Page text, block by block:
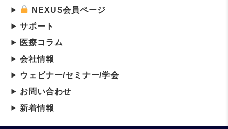
NEXUS会員ページ
サポート
医療コラム
会社情報
ウェビナー/セミナー/学会
お問い合わせ
新着情報